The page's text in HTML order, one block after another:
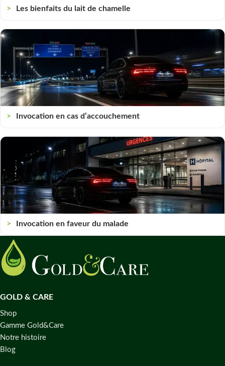
Les bienfaits du lait de chamelle
Invocation en cas d’accouchement
Invocation en faveur du malade
GOLD & CARE
Shop
Gamme Gold&Care
Notre histoire
Blog